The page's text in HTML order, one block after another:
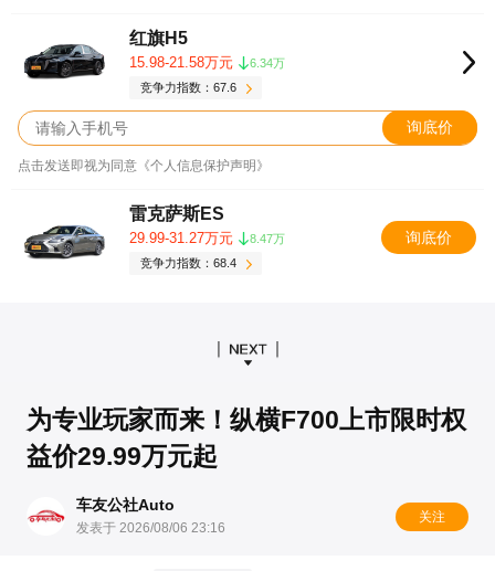
红旗H5
15.98-21.58万元
6.34万
竞争力指数：67.6
询底价
点击发送即视为同意《个人信息保护声明》
雷克萨斯ES
29.99-31.27万元
8.47万
竞争力指数：68.4
询底价
为专业玩家而来！纵横F700上市限时权
益价29.99万元起
车友公社Auto
发表于 2026/08/06 23:16
关注